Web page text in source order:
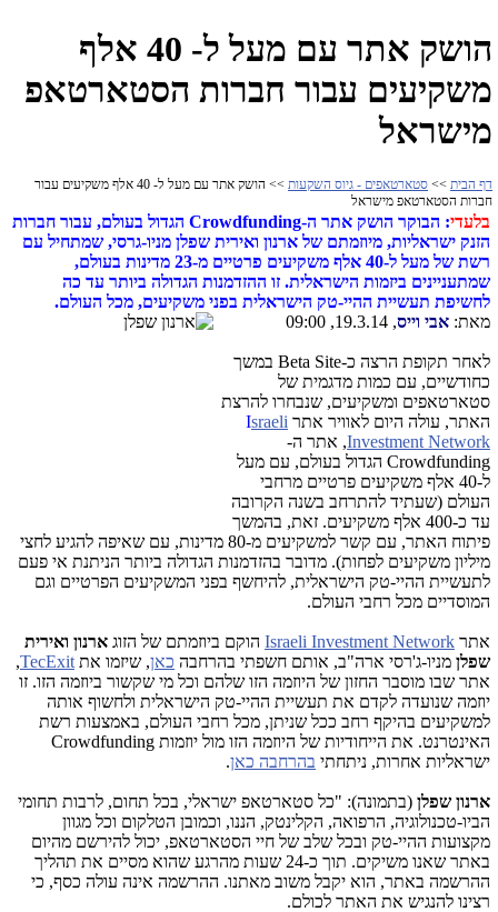
הושק אתר עם מעל ל- 40 אלף
משקיעים עבור חברות הסטארטאפ
מישראל
דף הבית >> סטארטאפים - גיוס השקעות
>> הושק אתר עם מעל ל- 40 אלף משקיעים עבור
חברות הסטארטאפ מישראל
בלעדי
: הבוקר הושק אתר ה-Crowdfunding הגדול בעולם, עבור חברות
הזנק ישראליות, מיוזמתם של ארנון ואירית שפלן מניו-גרסי, שמתחיל עם
רשת של מעל ל-40 אלף משקיעים פרטיים מ-23 מדינות בעולם,
שמתעניינים ביזמות הישראלית. זו ההזדמנות הגדולה ביותר עד כה
לחשיפת תעשיית ההיי-טק הישראלית בפני משקיעים, מכל העולם.
מאת: אבי וייס, 19.3.14, 09:00
לאחר תקופת הרצה כ-Beta Site במשך
כחודשיים, עם כמות מדגמית של
סטארטאפים ומשקיעים, שנבחרו להרצת
האתר, עולה היום לאוויר אתר
Israeli
Investment Network, אתר ה-
Crowdfunding הגדול בעולם, עם מעל
ל-40 אלף משקיעים פרטיים מרחבי
העולם (שעתיד להתרחב בשנה הקרובה
עד כ-400 אלף משקיעים. זאת, בהמשך
פיתוח האתר, עם קשר למשקיעים מ-80 מדינות, עם שאיפה להגיע לחצי
מיליון משקיעים לפחות). מדובר בהזדמנות הגדולה ביותר הניתנת אי פעם
לתעשיית ההיי-טק הישראלית, להיחשף בפני המשקיעים הפרטיים וגם
המוסדיים מכל רחבי העולם.
אתר Israeli Investment Network הוקם ביוזמתם של הזוג ארנון ואירית
שפלן מניו-ג'רסי ארה"ב, אותם חשפתי בהרחבה כאן, שיזמו את TecExit
,
אתר שבו מוסבר החזון של היוזמה הזו שלהם וכל מי שקשור ביוזמה הזו. זו
יוזמה שנועדה לקדם את תעשיית ההיי-טק הישראלית ולחשוף אותה
למשקיעים בהיקף רחב ככל שניתן, מכל רחבי העולם, באמצעות רשת
האינטרנט. את הייחודיות של היוזמה הזו מול יוזמות Crowdfunding
ישראליות אחרות, ניתחתי בהרחבה כאן.
ארנון שפלן (בתמונה): "כל סטארטאפ ישראלי, בכל תחום, לרבות תחומי
הביו-טכנולוגיה, הרפואה, הקלינטק, הננו, וכמובן הטלקום וכל מגוון
מקצועות ההיי-טק ובכל שלב של חיי הסטארטאפ, יכול להירשם מהיום
באתר שאנו משיקים. תוך כ-24 שעות מהרגע שהוא מסיים את תהליך
ההרשמה באתר, הוא יקבל משוב מאתנו. ההרשמה אינה עולה כסף, כי
רצינו להנגיש את האתר לכולם.